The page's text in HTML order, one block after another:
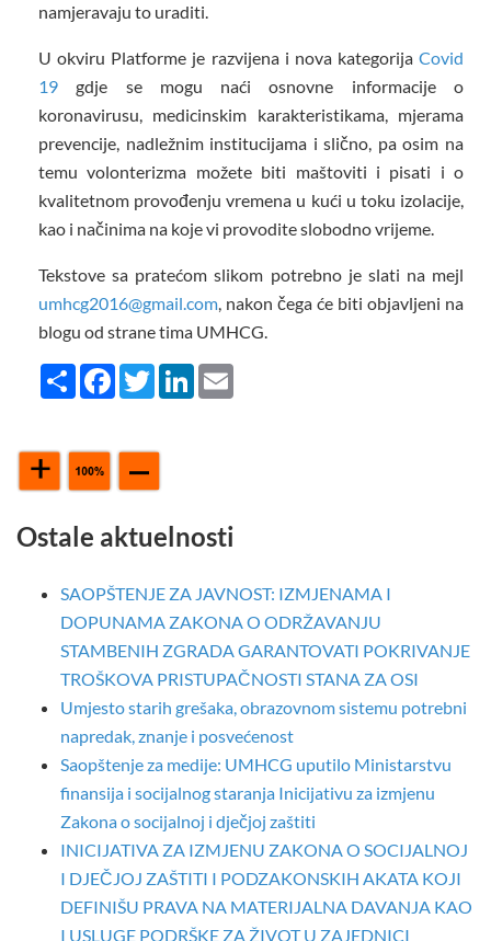
namjeravaju to uraditi.
U okviru Platforme je razvijena i nova kategorija Covid
19 gdje se mogu naći osnovne informacije o
koronavirusu, medicinskim karakteristikama, mjerama
prevencije, nadležnim institucijama i slično, pa osim na
temu volonterizma možete biti maštoviti i pisati i o
kvalitetnom provođenju vremena u kući u toku izolacije,
kao i načinima na koje vi provodite slobodno vrijeme.
Tekstove sa pratećom slikom potrebno je slati na mejl
umhcg2016@gmail.com, nakon čega će biti objavljeni na
blogu od strane tima UMHCG.
Share FacebookTwitterLinkedIn
Ostale aktuelnosti
SAOPŠTENJE ZA JAVNOST: IZMJENAMA I
DOPUNAMA ZAKONA O ODRŽAVANJU
STAMBENIH ZGRADA GARANTOVATI POKRIVANJE
TROŠKOVA PRISTUPAČNOSTI STANA ZA OSI
Umjesto starih grešaka, obrazovnom sistemu potrebni
napredak, znanje i posvećenost
Saopštenje za medije: UMHCG uputilo Ministarstvu
finansija i socijalnog staranja Inicijativu za izmjenu
Zakona o socijalnoj i dječjoj zaštiti
INICIJATIVA ZA IZMJENU ZAKONA O SOCIJALNOJ
I DJEČJOJ ZAŠTITI I PODZAKONSKIH AKATA KOJI
DEFINIŠU PRAVA NA MATERIJALNA DAVANJA KAO
I USLUGE PODRŠKE ZA ŽIVOT U ZAJEDNICI